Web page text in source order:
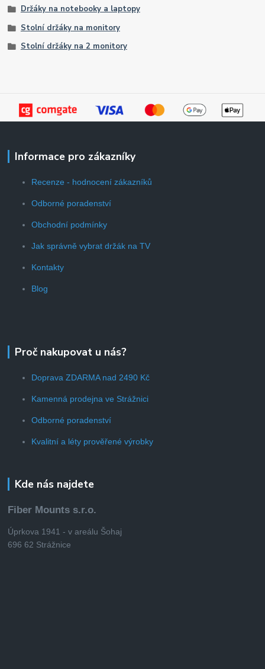
Držáky na notebooky a laptopy
Stolní držáky na monitory
Stolní držáky na 2 monitory
Informace pro zákazníky
Recenze - hodnocení zákazníků
Odborné poradenství
Obchodní podmínky
Jak správně vybrat držák na TV
Kontakty
Blog
Proč nakupovat u nás?
Doprava ZDARMA nad 2490 Kč
Kamenná prodejna ve Strážnici
Odborné poradenství
Kvalitní a léty prověřené výrobky
Kde nás najdete
Fiber Mounts s.r.o.
Úprkova 1941 - v areálu Šohaj
696 62 Strážnice